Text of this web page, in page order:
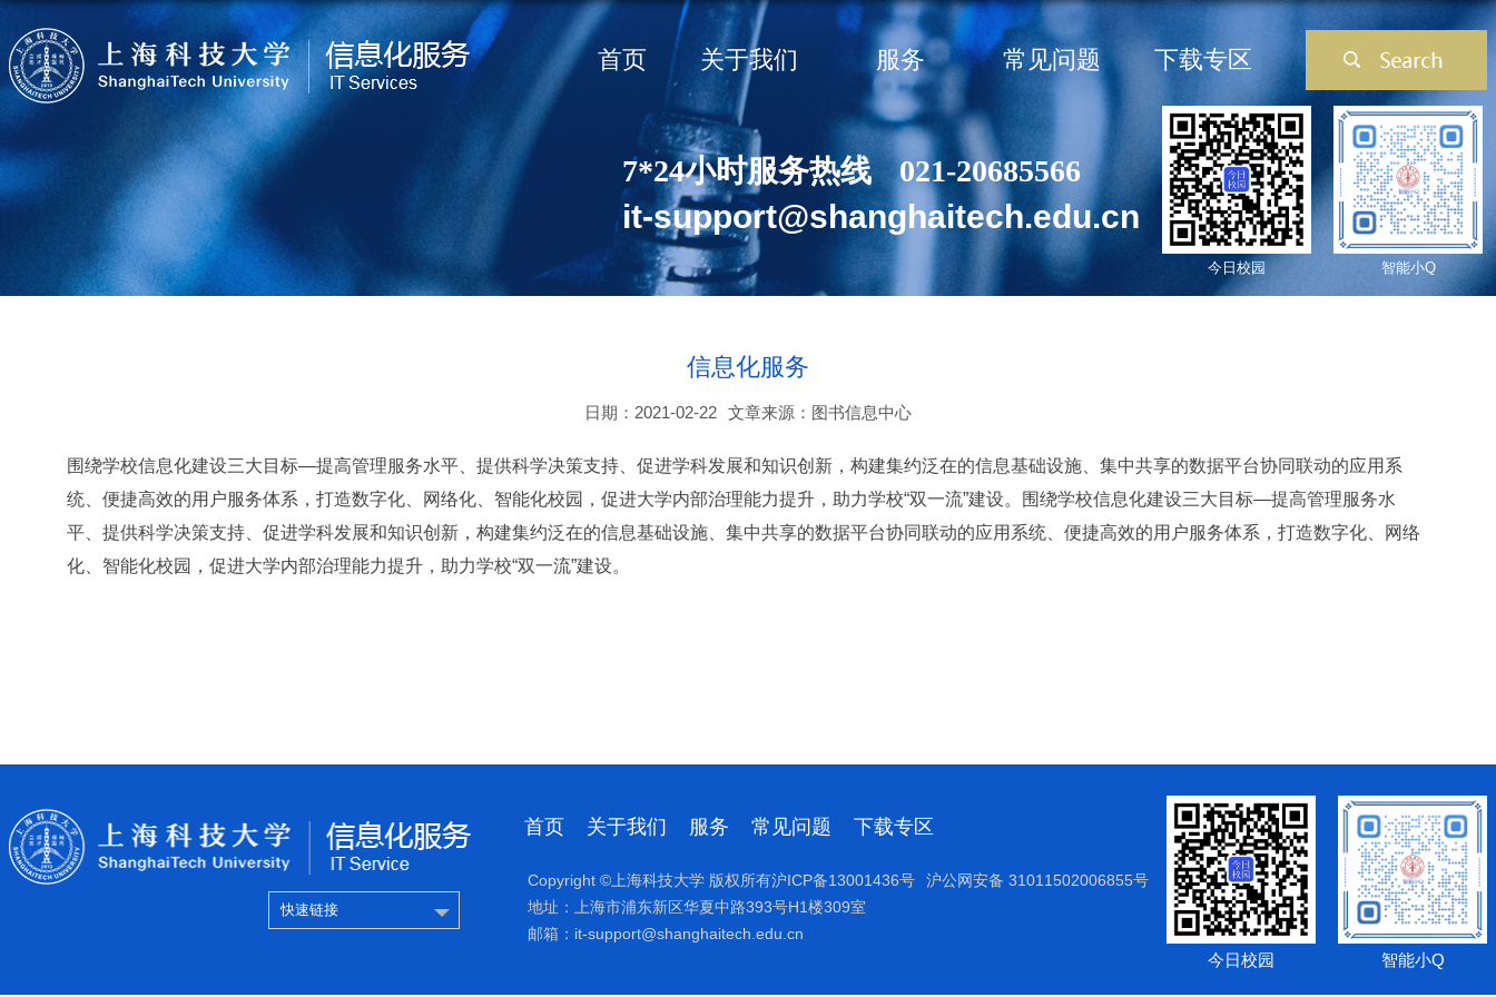
首页 关于我们 服务 常见问题 下载专区
7*24小时服务热线 021-20685566
it-support@shanghaitech.edu.cn
今日校园 智能小Q
信息化服务
日期：2021-02-22 文章来源：图书信息中心
围绕学校信息化建设三大目标—提高管理服务水平、提供科学决策支持、促进学科发展和知识创新，构建集约泛在的信息基础设施、集中共享的数据平台协同联动的应用系
统、便捷高效的用户服务体系，打造数字化、网络化、智能化校园，促进大学内部治理能力提升，助力学校“双一流”建设。围绕学校信息化建设三大目标—提高管理服务水
平、提供科学决策支持、促进学科发展和知识创新，构建集约泛在的信息基础设施、集中共享的数据平台协同联动的应用系统、便捷高效的用户服务体系，打造数字化、网络
化、智能化校园，促进大学内部治理能力提升，助力学校“双一流”建设。
快速链接
首页 关于我们 服务 常见问题 下载专区
Copyright ©上海科技大学 版权所有沪ICP备13001436号
沪公网安备 31011502006855号
地址：上海市浦东新区华夏中路393号H1楼309室
邮箱：it-support@shanghaitech.edu.cn
今日校园 智能小Q